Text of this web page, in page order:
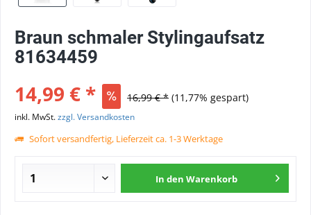
Braun schmaler Stylingaufsatz
81634459
14,99 € * 16,99 € * (11,77% gespart)
inkl. MwSt.zzgl. Versandkosten
Sofort versandfertig, Lieferzeit ca. 1-3 Werktage
In den Warenkorb